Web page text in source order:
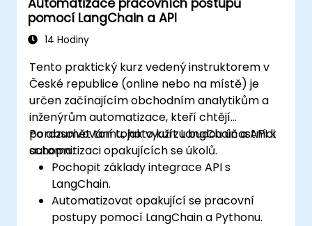
Provádět pokročilou analýzu dat s
pomocí agentů založených na umělé
inteligenci.
pomocí LangChain a API
14 Hodiny
Tento praktický kurz vedený instruktorem v
České republice (online nebo na místě) je
určen začínajícím obchodním analytikům a
inženýrům automatizace, kteří chtějí
porozumět tomu, jak využít LangChain a API k
automatizaci opakujících se úkolů.
Po absolvování tohoto kurzu budou účastníci
schopni:
Pochopit základy integrace API s
LangChain.
Automatizovat opakující se pracovní
postupy pomocí LangChain a Pythonu.